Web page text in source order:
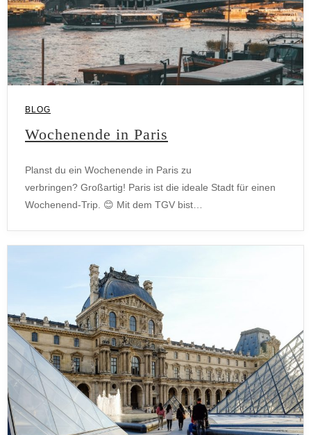
BLOG
Wochenende in Paris
Planst du ein Wochenende in Paris zu
verbringen? Großartig! Paris ist die ideale Stadt für einen
Wochenend-Trip. 😊 Mit dem TGV bist…